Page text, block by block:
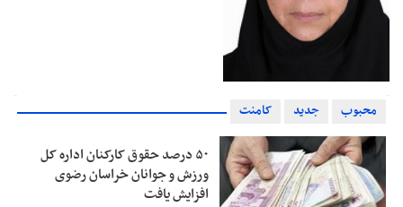
محبوب جدید کامنت
۵۰ درصد حقوق کارکنان اداره کل
ورزش و جوانان خراسان رضوی
افزایش یافت